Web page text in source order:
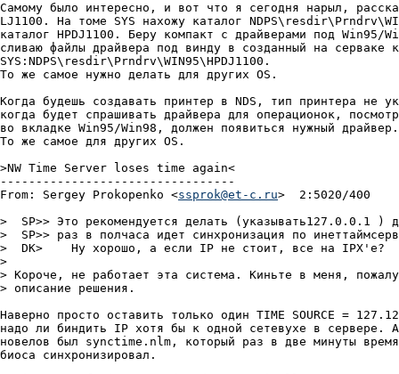
Самому было интересно, и вот что я сегодня нарыл,
LJ1100. На томе SYS нахожу каталог
каталог HPDJ1100. Беру компакт с драйверами под Win95/
сливаю файлы драйвера под винду в созданный на серваке
SYS:NDPS\resdir\Prndrv\WIN95\HPDJ1100.
То же самое нужно делать для других OS.
Когда будешь создавать принтер в NDS, тип принтера не
когда будет спрашивать драйвера для операционок,
во вкладке Win95/Win98, должен появиться нужный драйвер.
То же самое для других OS.
>NW Time Server loses time again<
---------------------------------
From: Sergey Prokopenko <ssprok@et-c.ru>  2:5020/400	  Пят 09 Фев 01 20:16
>  SP>> Это рекомендуется делать (указывать127.0.0.1 )
>  SP>> раз в полчаса идет синхронизация по
>  DK>	  Ну хоpошо, а если IP не стоит, все на IPX'е?
>
> Коpоче, не pаботает эта система. Киньте в меня,
> описание pешения.
Наверно просто оставить только один TIME SOURCE =
надо ли биндить IP хотя бы к одной сетевухе в сервере.
новелов был synctime.nlm, который раз в две минуты
биоса синхронизировал.